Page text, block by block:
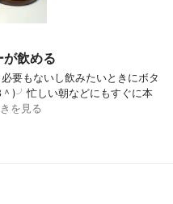
が飲める
要もないし飲みたいときにボタ
)╯忙しい朝などにもすぐに本
を見る